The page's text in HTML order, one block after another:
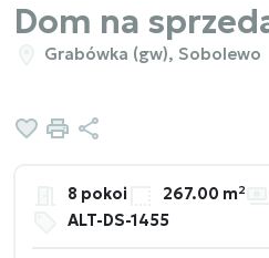
Dom na
Grabówka (gw), Sobolewo
Dodaj do ulubionych
Drukuj
8 pokoi 267.00 m²
ALT-DS-1455